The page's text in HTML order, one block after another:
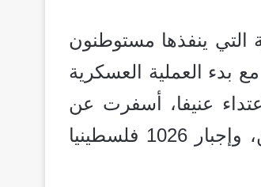
التي ينفذها مستوطنون
في الضفة الغربية زادت أكثر من الثلثين منذ 7 أكتوبر 2023 مع بدء العملية العسكرية
غزة، حيث ارتكب المستوطنون أكثر من 343 اعتداء عنيفا، أسفرت عن
مقتل ثمانية مدنيين فلسطينيين، وإصابة أكثر من 83 آخرين، وإجبار 1026 فلسطينيا